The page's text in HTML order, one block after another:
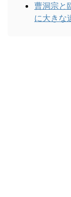
曹洞宗と
に大きな